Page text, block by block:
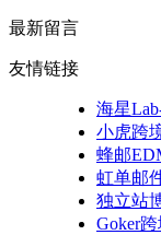
最新留言
友情链接
海星
小虎跨
蜂邮
虹单邮
独立站
Goker